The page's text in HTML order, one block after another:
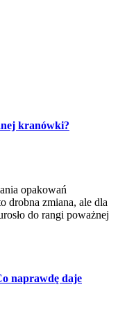
kranówki?
opakowań
drobna zmiana, ale dla
do rangi poważnej
naprawdę daje